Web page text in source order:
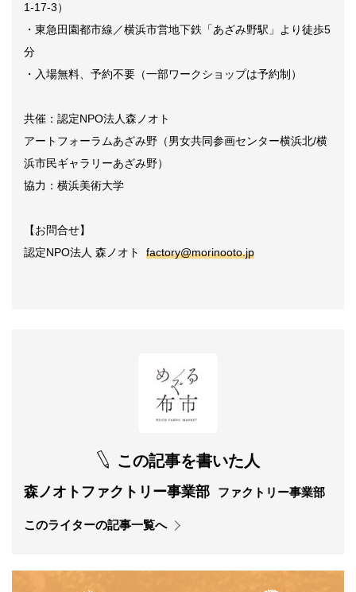
1-17-3）
・東急田園都市線／横浜市営地下鉄「あざみ野駅」より徒歩5
分
・入場無料、予約不要（一部ワークショップは予約制）
共催：認定NPO法人森ノオト
アートフォーラムあざみ野（男女共同参画センター横浜北/横
浜市民ギャラリーあざみ野）
協力：横浜美術大学
【お問合せ】
認定NPO法人 森ノオト factory@morinooto.jp
この記事を書いた人
森ノオトファクトリー事業部 ファクトリー事業部
このライターの記事一覧へ